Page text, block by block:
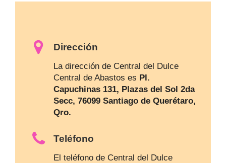
Dirección
La dirección de Central del Dulce
Central de Abastos es Pl.
Capuchinas 131, Plazas del Sol 2da
Secc, 76099 Santiago de Querétaro,
Qro.
Teléfono
El teléfono de Central del Dulce